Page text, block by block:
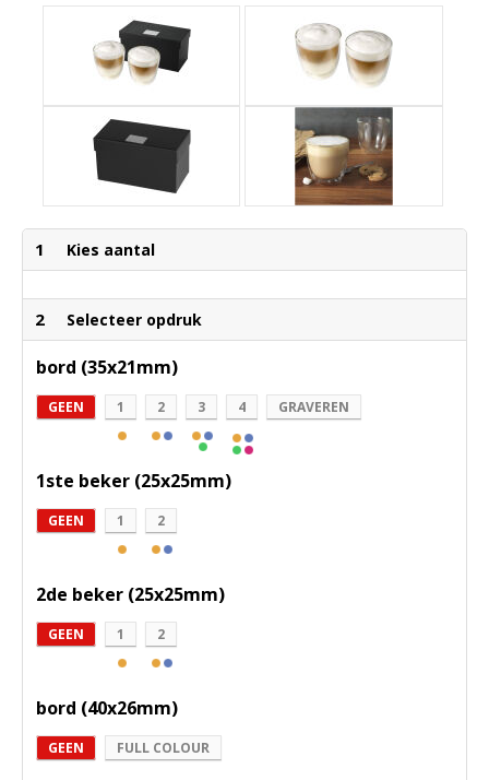
1 Kies aantal
2 Selecteer opdruk
bord (35x21mm)
GEEN 1 2 3 4 GRAVEREN
1ste beker (25x25mm)
GEEN 1 2
2de beker (25x25mm)
GEEN 1 2
bord (40x26mm)
GEEN FULL COLOUR